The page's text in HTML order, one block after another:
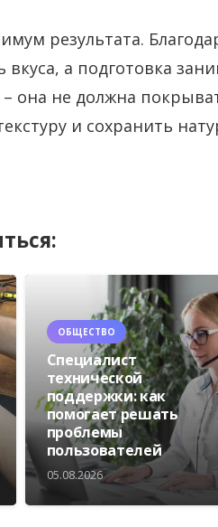
результата.
а подготовка
– она не должна
и сохранить
ОБЩЕСТВО
Специалист
технической
поддержки: как
помогает решать
проблемы
пользователей
05.08.2026